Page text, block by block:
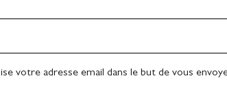
votre adresse email dans le but de vous